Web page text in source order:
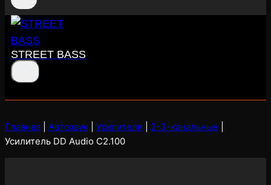
STREET BASS
Главная Автозвук Усилители 2-3-канальные
Усилитель DD Audio C2.100